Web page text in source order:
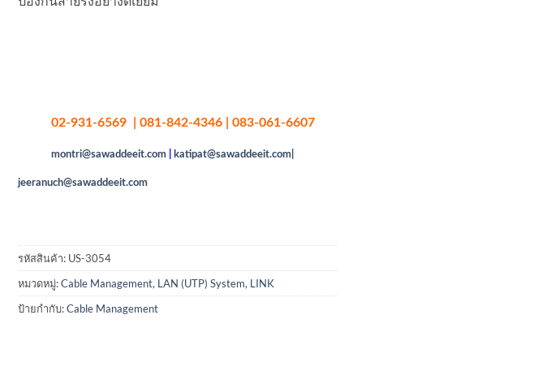
02-931-6569 | 081-842-4346 | 083-061-6607
montri@sawaddeeit.com katipat@sawaddeeit.com|
jeeranuch@sawaddeeit.com
รหัสสินค้า: US-3054
หมวดหมู่:Cable Management, LAN (UTP) System, LINK
ป้ายกำกับ:Cable Management